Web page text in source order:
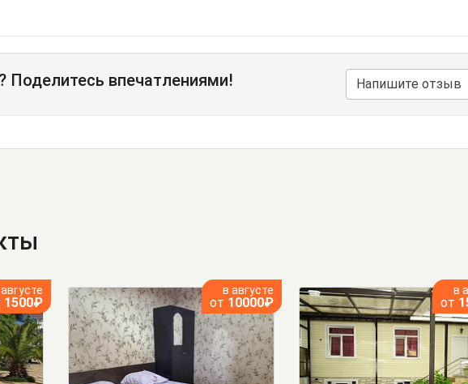
Поделитесь впечатлениями! Напишите отзыв
1500₽
в августе
от 10000₽
в
от